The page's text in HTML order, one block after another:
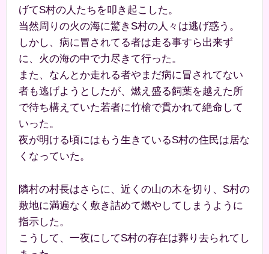
げてS村の人たちを叩き起こした。
当然周りの火の海に驚きS村の人々は逃げ惑う。
しかし、病に冒されてる者は走る事すら出来ず
に、火の海の中で力尽きて行った。
また、なんとか走れる者やまだ病に冒されてない
者も逃げようとしたが、燃え盛る飼葉を越えた所
で待ち構えていた若者に竹槍で貫かれて絶命して
いった。
夜が明ける頃にはもう生きているS村の住民は居な
くなっていた。
隣村の村長はさらに、近くの山の木を切り、S村の
敷地に満遍なく敷き詰めて燃やしてしまうように
指示した。
こうして、一夜にしてS村の存在は葬り去られてし